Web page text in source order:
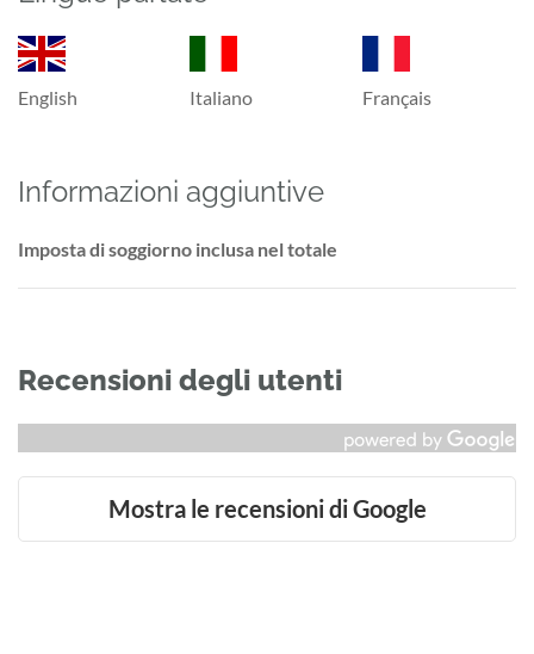
English Italiano Français
Informazioni aggiuntive
Imposta di soggiorno inclusa nel totale
Recensioni degli utenti
Mostra le recensioni di Google